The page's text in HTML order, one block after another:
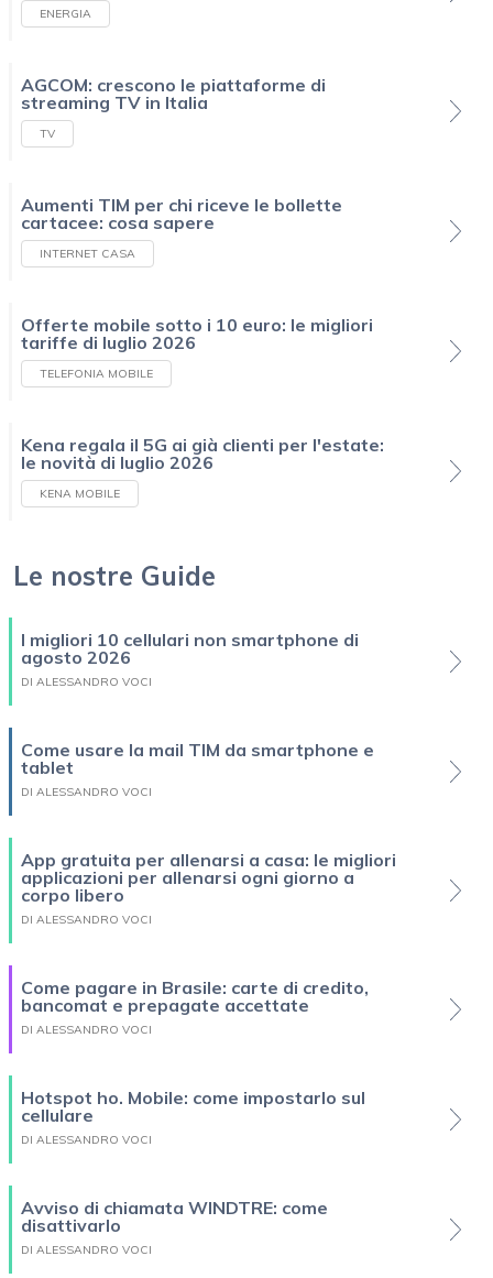
ENERGIA
AGCOM: crescono le piattaforme di
streaming TV in Italia
TV
Aumenti TIM per chi riceve le bollette
cartacee: cosa sapere
INTERNET CASA
Offerte mobile sotto i 10 euro: le migliori
tariffe di luglio 2026
TELEFONIA MOBILE
Kena regala il 5G ai già clienti per l'estate:
le novità di luglio 2026
KENA MOBILE
Le nostre Guide
I migliori 10 cellulari non smartphone di
agosto 2026
DI ALESSANDRO VOCI
Come usare la mail TIM da smartphone e
tablet
DI ALESSANDRO VOCI
App gratuita per allenarsi a casa: le migliori
applicazioni per allenarsi ogni giorno a
corpo libero
DI ALESSANDRO VOCI
Come pagare in Brasile: carte di credito,
bancomat e prepagate accettate
DI ALESSANDRO VOCI
Hotspot ho. Mobile: come impostarlo sul
cellulare
DI ALESSANDRO VOCI
Avviso di chiamata WINDTRE: come
disattivarlo
DI ALESSANDRO VOCI